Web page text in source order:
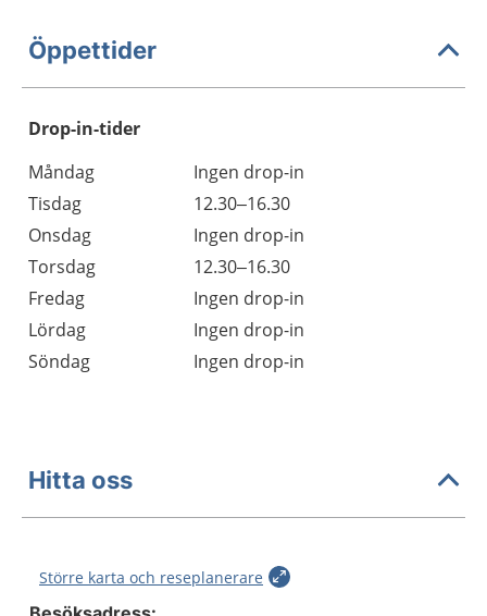
Öppettider
Drop-in-tider
Måndag
Ingen drop-in
Tisdag
12.30–16.30
Onsdag
Ingen drop-in
Torsdag
12.30–16.30
Fredag
Ingen drop-in
Lördag
Ingen drop-in
Söndag
Ingen drop-in
Hitta oss
Större karta och reseplanerare